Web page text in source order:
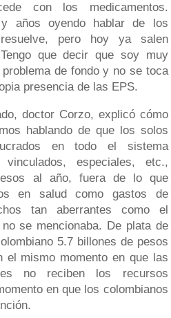
con los medicamentos.
años oyendo hablar de los
pero hoy ya salen
que decir que soy muy
de fondo y no se toca
presencia de las EPS.
doctor Corzo, explicó cómo
hablando de que los solos
en todo el sistema
vinculados, especiales, etc.,
al año, fuera de lo que
en salud como gastos de
tan aberrantes como el
se mencionaba. De plata de
5.7 billones de pesos
mismo momento en que las
no reciben los recursos
en que los colombianos